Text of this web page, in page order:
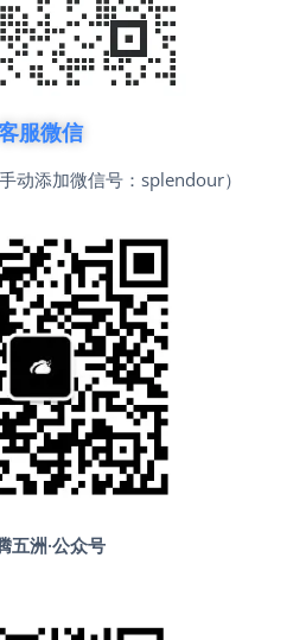
服微信
动添加微信号：splendour）
五洲·公众号